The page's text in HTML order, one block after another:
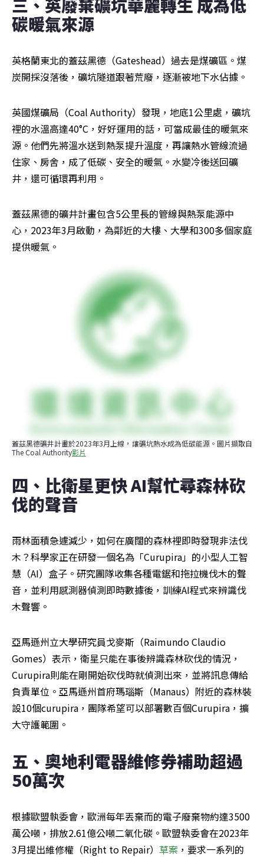
碳暖氣來源
英格蘭東北的蓋茲黑德（Gateshead）過去是煤礦區。煤
炭開採沒落後，礦坑隧道跟著荒廢，逐漸被地下水佔據。
英國煤礦局（Coal Authority）發現，地底1公里處，礦坑
裡的水溫高達40°C，好好運用的話，可當成最佳的暖氣來
源。他們先將溫水送到熱泵提升溫度，再讓熱水管線流過
住家、房舍，成了低碳、安全的暖氣。水變冷後送回礦
井，還可循環再利用。
蓋茲黑德的礦井計畫包含5公里長的管線與熱泵能源中
心，2023年3月啟動，為鄰近的大樓、大學和300多個家庭
提供暖氣。
蓋茲黑德礦井計畫於2023年3月上線，讓礦坑熱水成為低碳能源。圖片擷取自
The Coal Authority影片
四、比衛星更快 AI幫忙尋森林砍
伐的聲音
雨林面積急遽減少，如何在廣闊的森林裡即時發現非法伐
木？科學家正在研發一個名為「Curupira」的小型人工智
慧（AI）盒子。研究團隊收集各種電鋸和拖拉機伐木的聲
音，並利用感測器偵測即時數據後，訓練AI程式來辨識伐
木聲響。
亞馬遜州立大學研究員戈麥斯（Raimundo Claudio
Gomes）表示，衛星只能在事後辨識森林砍伐的情況，
Curupira則能在剛開始砍伐時就偵測出來，並將訊息傳給
負責單位。亞馬遜州首府瑪瑙斯（Manaus）附近的森林裝
設10個curupira，團隊希望可以部署數百個Curupira，擴
大守護範圍。
五、奧地利電器維修券補助超過
50萬次
根據歐盟執委會，歐洲每年丟棄而的電子廢棄物約達3500
萬公噸，排放2.61億公噸二氧化碳。歐盟執委會在2023年
3月提出維修權（Right to Repair） 草案 ，要求一系列的